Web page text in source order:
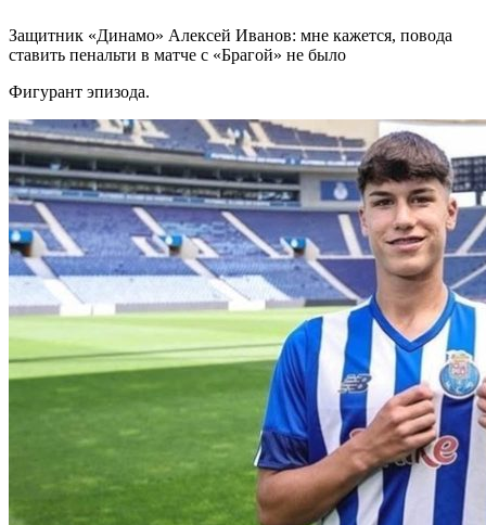
Защитник «Динамо» Алексей Иванов: мне кажется, повода
ставить пенальти в матче с «Брагой» не было
Фигурант эпизода.